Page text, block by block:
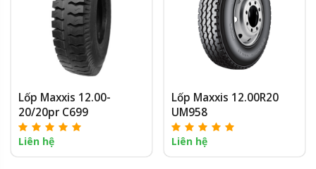
Lốp Maxxis 12.00-
20/20pr C699
Liên hệ
Lốp Maxxis 12.00R20
UM958
Liên hệ